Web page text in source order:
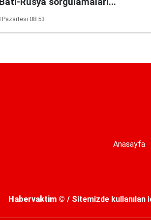
Pazartesi 08:53
Anasayfa
Habervaktim© / Sitemizde kullanılan